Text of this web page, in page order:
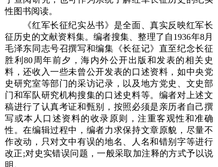
性图书阅读。
《红军长征纪实丛书》是全面、真实反映红军长
征历史的文献资料集。编者搜集、整理了自1936年8月
毛泽东同志号召撰写和编集《长征记》直至纪念长征
胜利80周年前夕，海内外公开出版和发表的相关史
料，还收入一些未曾公开发表的口述资料，如中央党
史研究室等部门的采访记录，以及地方党史、文史部
门和军队研究机构搜集的口述史料等。编者对上述文
稿进行了认真考证和甄别，按照必须是亲历者自己撰
写或本人口述资料的收录原则，注重客观性和准确
性。在编辑过程中，编者力求保持文章原貌，尽量不
作改动，只对文中有误的地名、人名和错别字等进行
改正;对史实错误问题，一般采取加注释的方式予以说